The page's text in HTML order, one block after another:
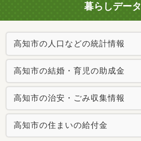
暮らしデータ
高知市の人口などの統計情報
高知市の結婚・育児の助成金
高知市の治安・ごみ収集情報
高知市の住まいの給付金